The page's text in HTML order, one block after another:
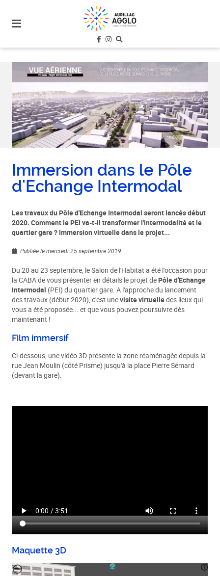
site
aller au
contenu
Immersion dans le Pôle
d'Echange Intermodal
Les travaux du Pôle d'Echange Intermodal seront lancés début
2020. Comment le PEI va-t-il transformer l'intermodalité et le
quartier gare ? Immersion virtuelle dans le projet...
Publiée le mercredi 25 septembre 2019
Du 20 au 23 septembre, le Salon de l'Habitat a été l'occasion pour
la CABA de vous présenter en détails le projet de Pôle d'Echange
Intermodal (PEI) du quartier gare. A l'approche du lancement
des travaux (début 2020), c'est unevisite virtuelledes lieux qui
vous a été proposée... et que vous pouvez poursuivre dès
maintenant !
Film immersif
Ci-dessous, une vidéo 3D présente la zone réaménagée depuis la
rue Jean Moulin (côté Prisme) jusqu'à la place Pierre Sémard
(devant la gare).
Maquette 3D